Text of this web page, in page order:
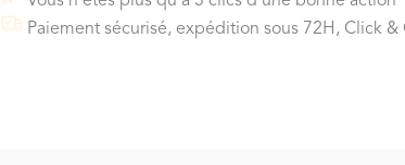
Paiement sécurisé, expédition sous 72H, Click &